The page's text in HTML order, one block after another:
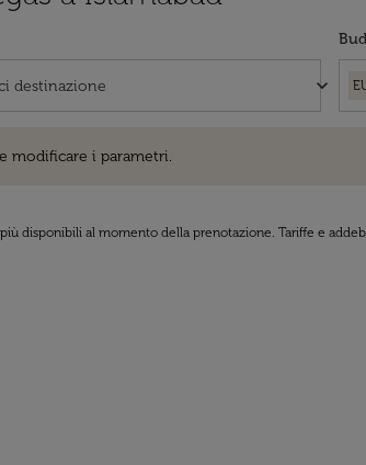
keyboard_arrow_down
modificare i parametri.
disponibili al momento della prenotazione. Tariffe e